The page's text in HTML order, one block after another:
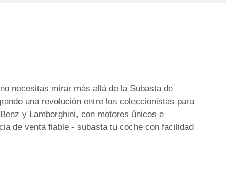
necesitas mirar más allá de la Subasta de
una revolución entre los coleccionistas para
y Lamborghini, con motores únicos e
de venta fiable - subasta tu coche con facilidad